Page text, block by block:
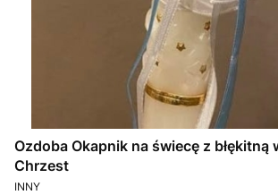
Ozdoba Okapnik na świecę z błękitną
Chrzest
PRODUCENT
INNY